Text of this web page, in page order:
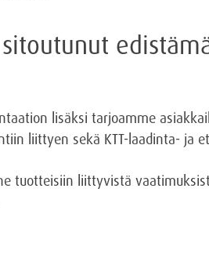
lisäksi tarjoamme
liittyen sekä KTT-laadinta- ja
tuotteisiin liittyvistä